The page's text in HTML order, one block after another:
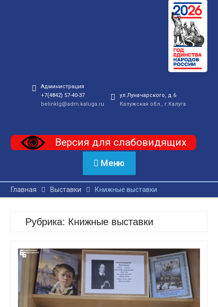
Администрация
+7(4842) 57-40-37
belinklg@adm.kaluga.ru
ул.Луначарского, д.6
Калужская обл., г.Калуга
Версия для слабовидящих
Меню
Главная Выставки Книжные выставки
Рубрика: Книжные выставки